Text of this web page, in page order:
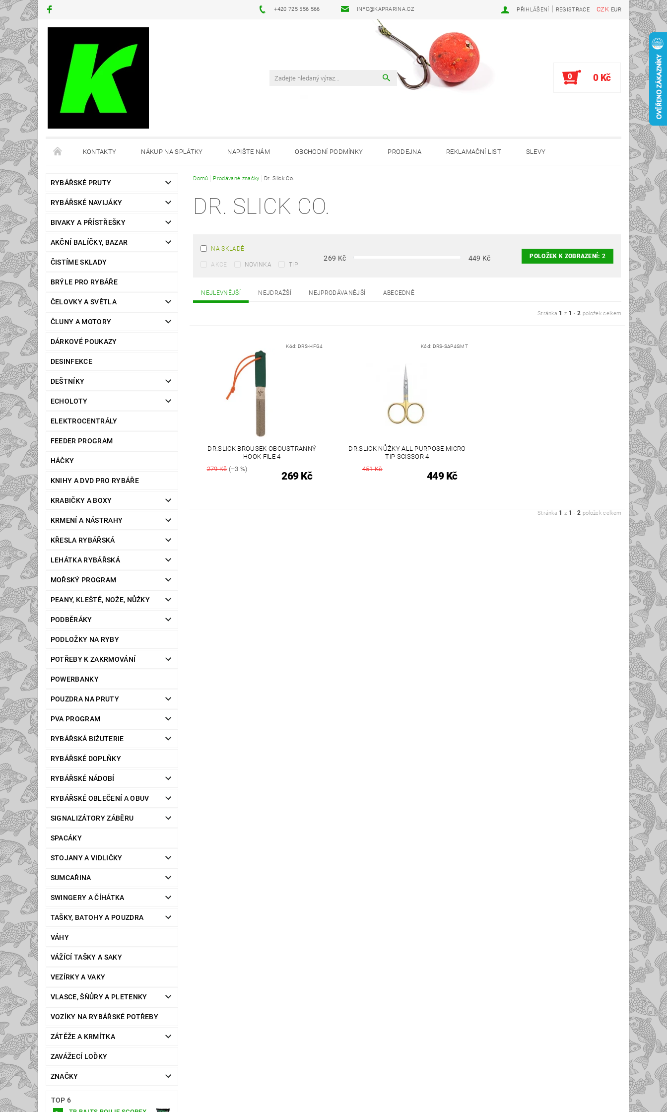
+420 725 556 566 INFO@KAPRARINA.CZ CZK EUR
PŘIHLÁŠENÍ | REGISTRACE
0 0 Kč
KONTAKTY NÁKUP NA SPLÁTKY NAPIŠTE NÁM OBCHODNÍ PODMÍNKY PRODEJNA REKLAMAČNÍ LIST SLEVY
RYBÁŘSKÉ PRUTY
RYBÁŘSKÉ NAVIJÁKY
BIVAKY A PŘÍSTŘEŠKY
AKČNÍ BALÍČKY, BAZAR
ČISTÍME SKLADY
BRÝLE PRO RYBÁŘE
ČELOVKY A SVĚTLA
ČLUNY A MOTORY
DÁRKOVÉ POUKAZY
DESINFEKCE
DEŠTNÍKY
ECHOLOTY
ELEKTROCENTRÁLY
FEEDER PROGRAM
HÁČKY
KNIHY A DVD PRO RYBÁŘE
KRABIČKY A BOXY
KRMENÍ A NÁSTRAHY
KŘESLA RYBÁŘSKÁ
LEHÁTKA RYBÁŘSKÁ
MOŘSKÝ PROGRAM
PEANY, KLEŠTĚ, NOŽE, NŮŽKY
PODBĚRÁKY
PODLOŽKY NA RYBY
POTŘEBY K ZAKRMOVÁNÍ
POWERBANKY
POUZDRA NA PRUTY
PVA PROGRAM
RYBÁŘSKÁ BIŽUTERIE
RYBÁŘSKÉ DOPLŇKY
RYBÁŘSKÉ NÁDOBÍ
RYBÁŘSKÉ OBLEČENÍ A OBUV
SIGNALIZÁTORY ZÁBĚRU
SPACÁKY
STOJANY A VIDLIČKY
SUMCAŘINA
SWINGERY A ČÍHÁTKA
TAŠKY, BATOHY A POUZDRA
VÁHY
VÁŽÍCÍ TAŠKY A SAKY
VEZÍRKY A VAKY
VLASCE, ŠŇŮRY A PLETENKY
VOZÍKY NA RYBÁŘSKÉ POTŘEBY
ZÁTĚŽE A KRMÍTKA
ZAVÁŽECÍ LOĎKY
ZNAČKY
TOP 6
Domů Prodávané značky Dr. Slick Co.
DR. SLICK CO.
NA SKLADĚ
AKCE NOVINKA TIP
269 Kč 449 Kč POLOŽEK K ZOBRAZENÍ:2
NEJLEVNĚJŠÍ NEJDRAŽŠÍ NEJPRODÁVANĚJŠÍ ABECEDNĚ
Stránka 1 z 1 -2 položek celkem
Kód: DRS-HFG4
DR.SLICK BROUSEK OBOUSTRANNÝ
HOOK FILE 4
279 Kč(–3 %)
269 Kč
Kód: DRS-SAP4GMT
DR.SLICK NŮŽKY ALL PURPOSE MICRO
TIP SCISSOR 4
451 Kč
449 Kč
Stránka 1 z 1 -2 položek celkem